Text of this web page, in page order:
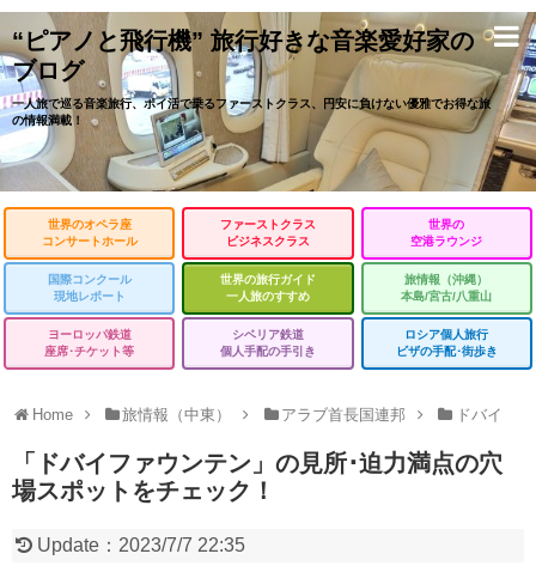
“ピアノと飛行機” 旅行好きな音楽愛好家の
ブログ
一人旅で巡る音楽旅行、ポイ活で乗るファーストクラス、円安に負けない優雅でお得な旅
の情報満載！
世界のオペラ座
コンサートホール
ファーストクラス
ビジネスクラス
世界の
空港ラウンジ
国際コンクール
現地レポート
世界の旅行ガイド
一人旅のすすめ
旅情報（沖縄）
本島/宮古/八重山
ヨーロッパ鉄道
座席･チケット等
シベリア鉄道
個人手配の手引き
ロシア個人旅行
ビザの手配･街歩き
Home 旅情報（中東） アラブ首長国連邦 ドバイ
「ドバイファウンテン」の見所･迫力満点の穴
場スポットをチェック！
Update： 2023/7/7 22:35